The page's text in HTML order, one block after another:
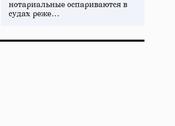
нотариальные оспариваются в
судах реже…